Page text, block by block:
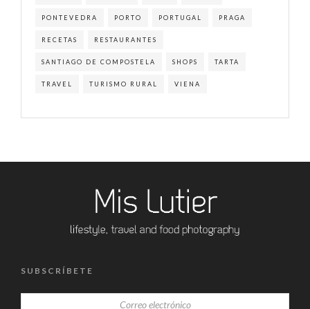
PONTEVEDRA PORTO PORTUGAL PRAGA
RECETAS RESTAURANTES
SANTIAGO DE COMPOSTELA SHOPS TARTA
TRAVEL TURISMO RURAL VIENA
SUBSCRÍBETE